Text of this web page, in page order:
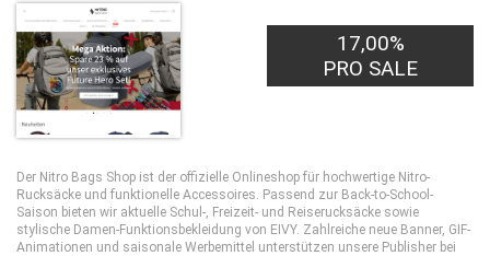
17,00%
PRO SALE
Der Nitro Bags Shop ist der offizielle Onlineshop für hochwertige Nitro-
Rucksäcke und funktionelle Accessoires. Passend zur Back-to-School-
Saison bieten wir aktuelle Schul-, Freizeit- und Reiserucksäcke sowie
stylische Damen-Funktionsbekleidung von EIVY. Zahlreiche neue Banner, GIF-
Animationen und saisonale Werbemittel unterstützen unsere Publisher bei